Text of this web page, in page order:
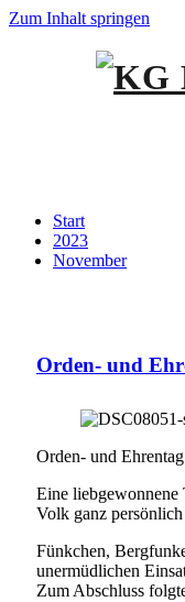
Zum Inhalt springen
Start
2023
November
Orden- und
Orden- und
Eine liebgewonnene
Volk ganz
Fünkchen,
unermüdlichen
Zum Abschluss